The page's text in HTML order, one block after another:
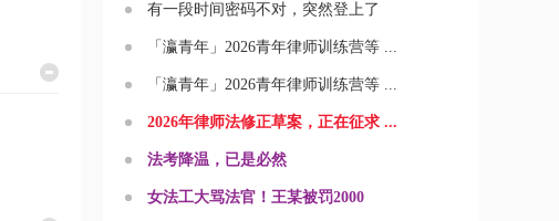
有一段时间密码不对，突然登上了
「瀛青年」2026青年律师训练营等 ...
「瀛青年」2026青年律师训练营等 ...
2026年律师法修正草案，正在征求 ...
法考降温，已是必然
女法工大骂法官！王某被罚2000